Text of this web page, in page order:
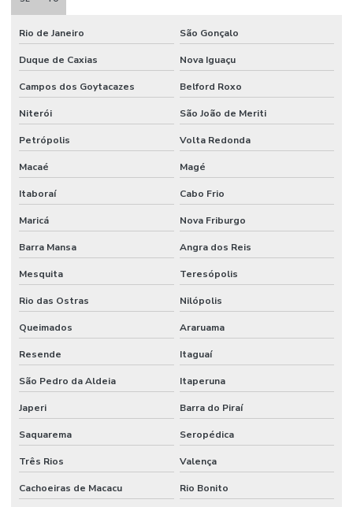
Serra desdobro madeira
Serra desdobro de toras
Serra destopadeira
Serra destopadeira para madeira
Serra destopadeira pneumática
Serra fita 18 dentes
Serra fita de desdobro
Serra de fita para desdobro de madeira
Serra fita para desdobro de toras
Serra fita horizontal de madeira
Serra fita horizontal para toras
Serra fita industrial para madeira
Rio de Janeiro São Gonçalo
Duque de Caxias Nova Iguaçu
Campos dos Goytacazes Belford Roxo
Niterói São João de Meriti
Petrópolis Volta Redonda
Macaé Magé
Itaboraí Cabo Frio
Maricá Nova Friburgo
Barra Mansa Angra dos Reis
Mesquita Teresópolis
Rio das Ostras Nilópolis
Queimados Araruama
Resende Itaguaí
São Pedro da Aldeia Itaperuna
Japeri Barra do Piraí
Saquarema Seropédica
Três Rios Valença
Cachoeiras de Macacu Rio Bonito